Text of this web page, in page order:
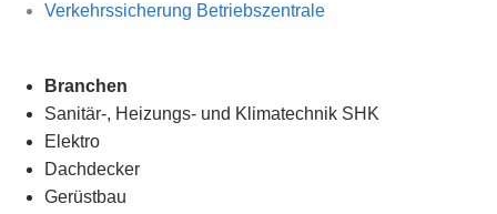
Verkehrssicherung Betriebszentrale
Branchen
Sanitär-, Heizungs- und Klimatechnik SHK
Elektro
Dachdecker
Gerüstbau